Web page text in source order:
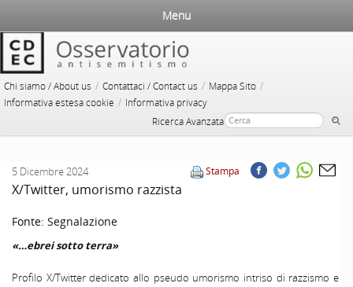
Chi siamo / About us / Contattaci / Contact us / Mappa Sito /
Informativa estesa cookie / Informativa privacy
Ricerca Avanzata
Menu
Stampa
5 Dicembre 2024
X/Twitter, umorismo razzista
Fonte: Segnalazione
«…ebrei sotto terra»
Profilo X/Twitter dedicato allo pseudo umorismo intriso di razzismo e